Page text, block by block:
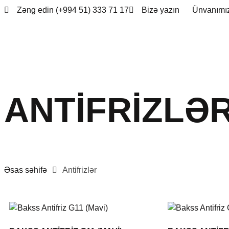
Zəng edin (+994 51) 333 71 17 Bizə yazın
Əsas səhifə Antifrizlər